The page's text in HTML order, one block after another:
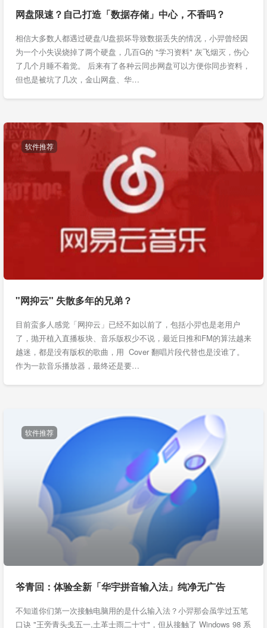
网盘限速？自己打造「数据存储」中心，不香吗？
相信大多数人都遇过硬盘/U盘损坏导致数据丢失的情况，小羿曾经因
为一个小失误烧掉了两个硬盘，几百G的 "学习资料" 灰飞烟灭，伤心
了几个月睡不着觉。 后来有了各种云同步网盘可以方便你同步资料，
但也是被坑了几次，金山网盘、华…
软件推荐
"网抑云" 失散多年的兄弟？
目前蛮多人感觉「网抑云」已经不如以前了，包括小羿也是老用户
了，抛开植入直播板块、音乐版权少不说，最近日推和FM的算法越来
越迷，都是没有版权的歌曲，用 Cover 翻唱片段代替也是没谁了。
作为一款音乐播放器，最终还是要…
软件推荐
爷青回：体验全新「华宇拼音输入法」纯净无广告
不知道你们第一次接触电脑用的是什么输入法？小羿那会虽学过五笔
口诀 "王旁青头戋五一,土革士雨二十寸"，但从接触了 Windows 98 系